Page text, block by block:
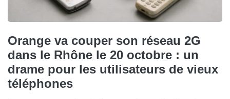
Orange va couper son réseau 2G
dans le Rhône le 20 octobre : un
drame pour les utilisateurs de vieux
téléphones